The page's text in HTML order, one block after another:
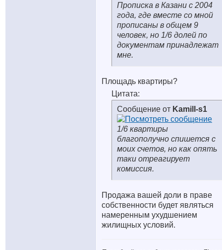
Прописка в Казани с 2004
года, где вместе со мной
прописаны в общем 9
человек, но 1/6 долей по
документам принадлежат
мне.
Площадь квартиры?
Цитата:
Сообщение от Kamill-s1
1/6 квартиры
благополучно спишется с
моих счетов, но как опять
таки отреагирует
комиссия.
Продажа вашей доли в праве
собственности будет являться
намеренным ухудшением
жилищных условий.